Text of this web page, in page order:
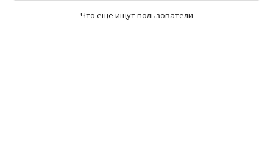
Что еще ищут пользователи